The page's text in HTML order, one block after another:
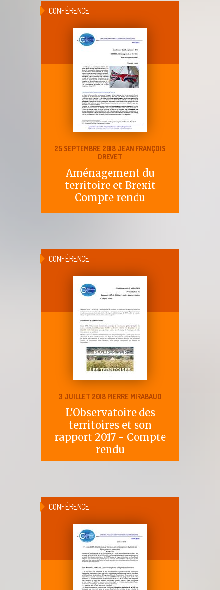
CONFÉRENCE
25 SEPTEMBRE 2018 JEAN FRANÇOIS
DREVET
Aménagement du
territoire et Brexit
Compte rendu
CONFÉRENCE
3 JUILLET 2018 PIERRE MIRABAUD
L'Observatoire des
territoires et son
rapport 2017 - Compte
rendu
CONFÉRENCE